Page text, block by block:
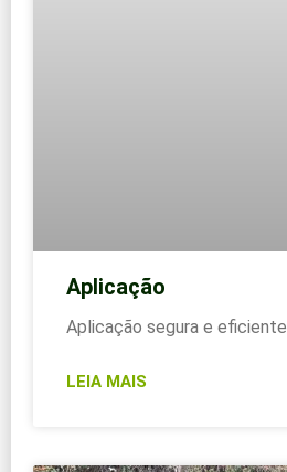
Aplicação
Aplicação segura e
LEIA MAIS